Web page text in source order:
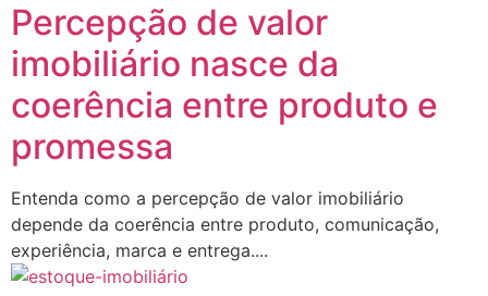
Percepção de valor
imobiliário nasce da
coerência entre produto e
promessa
Entenda como a percepção de valor imobiliário
depende da coerência entre produto, comunicação,
experiência, marca e entrega....